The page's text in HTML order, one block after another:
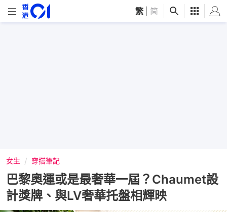
繁 简
女生 穿搭筆記
巴黎奧運或是最奢華一屆？Chaumet設
計獎牌、與LV奢華托盤相輝映